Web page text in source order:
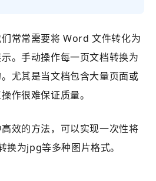
常常需要将 Word 文件转化为
。手动操作每一页文档转换为
尤其是当文档包含大量页面或
作很难保证质量。
效的方法，可以实现一次性将
为jpg等多种图片格式。